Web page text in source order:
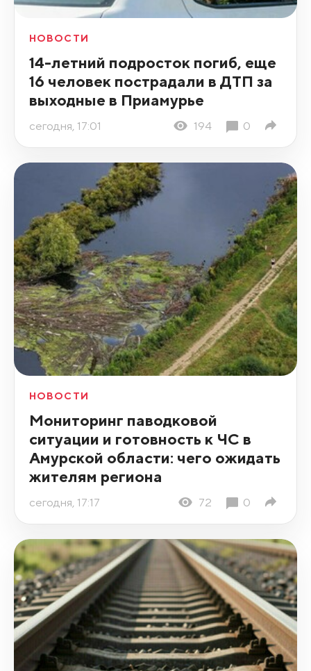
НОВОСТИ
14-летний подросток погиб, еще
16 человек пострадали в ДТП за
выходные в Приамурье
сегодня, 17:01 194 0
НОВОСТИ
Мониторинг паводковой
ситуации и готовность к ЧС в
Амурской области: чего ожидать
жителям региона
сегодня, 17:17 72 0